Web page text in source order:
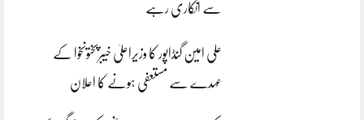
سے انکاری رہے
علی امین گنڈاپور کا وزیراعلیٰ خیبرپختونخوا کے
عہدے سے مستعفی ہونے کا اعلان